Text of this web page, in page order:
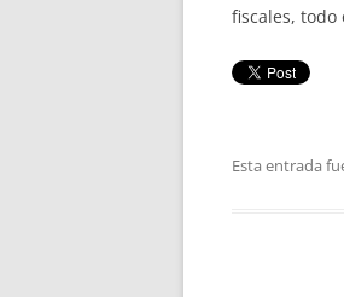
fiscales, todo
Esta entrada